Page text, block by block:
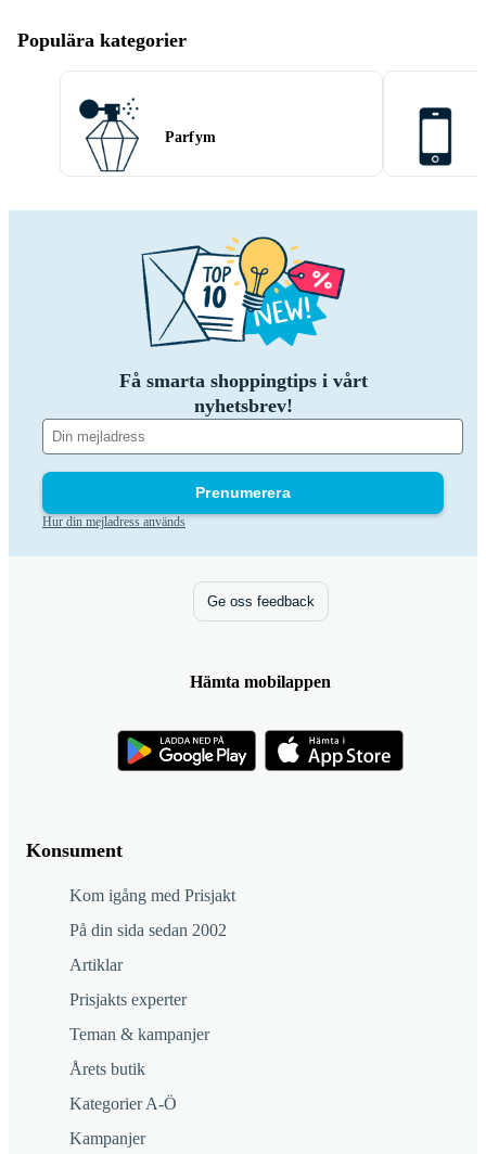
Populära kategorier
Parfym
Få smarta shoppingtips i vårt
nyhetsbrev!
Prenumerera
Hur din mejladress används
Konsument
Kom igång med Prisjakt
På din sida sedan 2002
Artiklar
Prisjakts experter
Teman & kampanjer
Årets butik
Kategorier A-Ö
Kampanjer
Ge oss feedback
Hämta mobilappen